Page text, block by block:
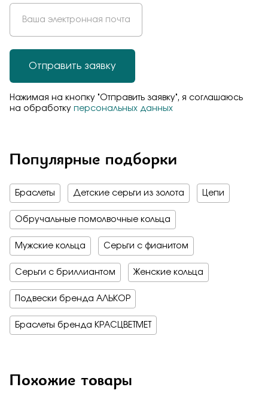
Отправить заявку
Нажимая на кнопку "Отправить заявку", я соглашаюсь
на обработку персональных данных
Популярные подборки
Браслеты Детские серьги из золота Цепи
Обручальные помолвочные кольца
Мужские кольца Серьги с фианитом
Серьги с бриллиантом Женские кольца
Подвески бренда АЛЬКОР
Браслеты бренда КРАСЦВЕТМЕТ
Похожие товары